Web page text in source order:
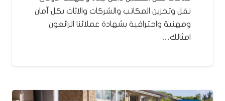
نقل وتخزين المكاتب والشركات والاثاث بكل آمان
ومهنية واحترافية بشهادة عملائنا الرائعون
امثالك…